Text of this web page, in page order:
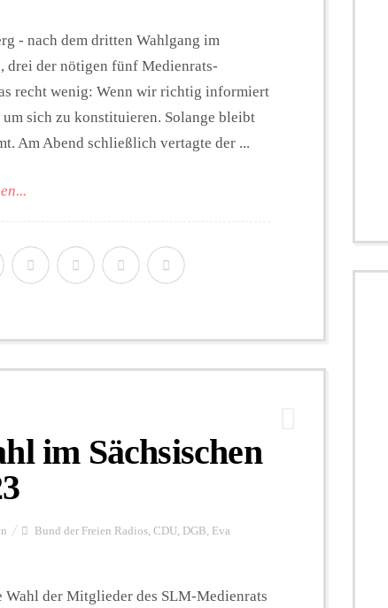
- nach dem dritten Wahlgang im
drei der nötigen fünf Medienrats-
recht wenig: Wenn wir richtig informiert
sich zu konstituieren. Solange bleibt
Am Abend schließlich vertagte der ...
im Sächsischen
Bund der Freien Radios, CDU, DGB, Eva
Wahl der Mitglieder des SLM-Medienrats